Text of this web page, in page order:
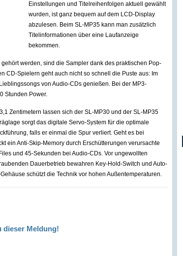
Einstellungen und Titelreihenfolgen aktuell gewählt
wurden, ist ganz bequem auf dem LCD-Display
abzulesen. Beim SL-MP35 kann man zusätzlich
Titelinformationen über eine Laufanzeige
bekommen.
werden, sind die Sampler dank des praktischen Pop-
CD-Spielern geht auch nicht so schnell die Puste aus: Im
von Audio-CDs genießen. Bei der MP3-
Stunden Power.
Zentimetern lassen sich der SL-MP30 und der SL-MP35
sorgt das digitale Servo-System für die optimale
falls er einmal die Spur verliert. Geht es bei
ein Anti-Skip-Memory durch Erschütterungen verursachte
und 45-Sekunden bei Audio-CDs. Vor ungewollten
Dauerbetrieb bewahren Key-Hold-Switch und Auto-
schützt die Technik vor hohen Außentemperaturen.
dieser Meldung!